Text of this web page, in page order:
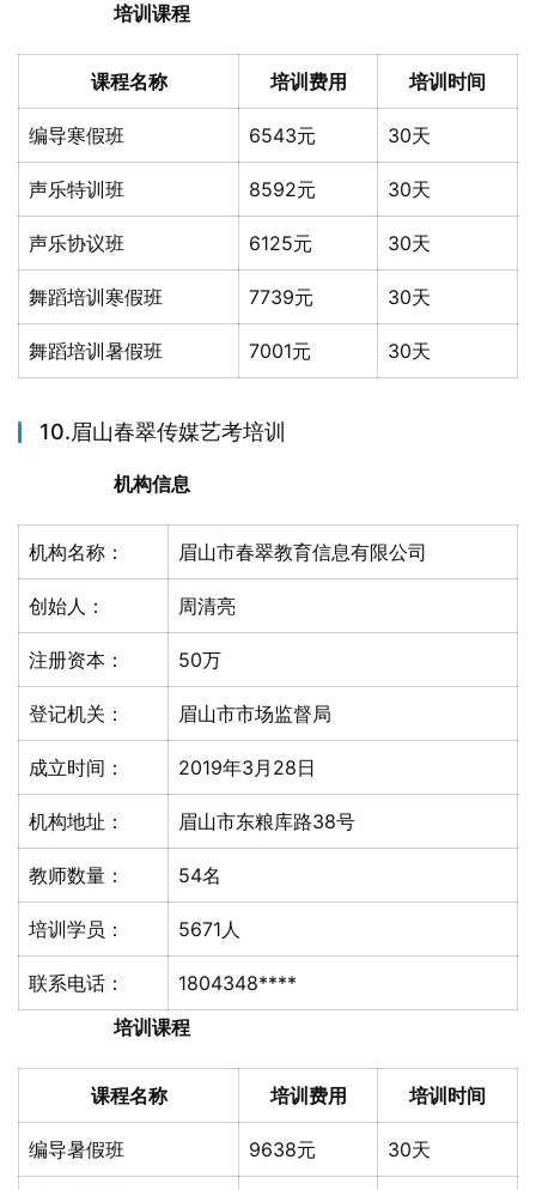
培训课程
课程名称 培训费用 培训时间
编导寒假班 6543元 30天
声乐特训班 8592元 30天
声乐协议班 6125元 30天
舞蹈培训寒假班 7739元 30天
舞蹈培训暑假班 7001元 30天
10.眉山春翠传媒艺考培训
机构信息
机构名称： 眉山市春翠教育信息有限公司
创始人： 周清亮
注册资本： 50万
登记机关： 眉山市市场监督局
成立时间： 2019年3月28日
机构地址： 眉山市东粮库路38号
教师数量： 54名
培训学员： 5671人
联系电话：
1804348****
培训课程
课程名称 培训费用 培训时间
编导暑假班 9638元 30天